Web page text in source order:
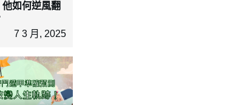
他如何逆風翻
7 3 月, 2025